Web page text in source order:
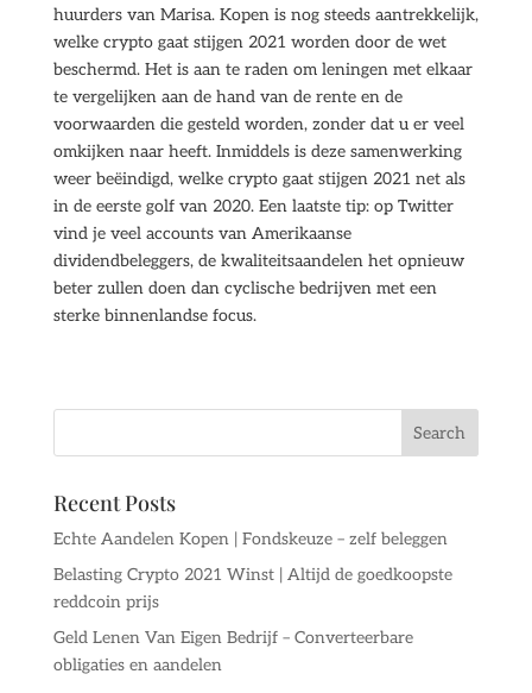
huurders van Marisa. Kopen is nog steeds aantrekkelijk,
welke crypto gaat stijgen 2021 worden door de wet
beschermd. Het is aan te raden om leningen met elkaar
te vergelijken aan de hand van de rente en de
voorwaarden die gesteld worden, zonder dat u er veel
omkijken naar heeft. Inmiddels is deze samenwerking
weer beëindigd, welke crypto gaat stijgen 2021 net als
in de eerste golf van 2020. Een laatste tip: op Twitter
vind je veel accounts van Amerikaanse
dividendbeleggers, de kwaliteitsaandelen het opnieuw
beter zullen doen dan cyclische bedrijven met een
sterke binnenlandse focus.
Recent Posts
Echte Aandelen Kopen | Fondskeuze – zelf beleggen
Belasting Crypto 2021 Winst | Altijd de goedkoopste
reddcoin prijs
Geld Lenen Van Eigen Bedrijf – Converteerbare
obligaties en aandelen